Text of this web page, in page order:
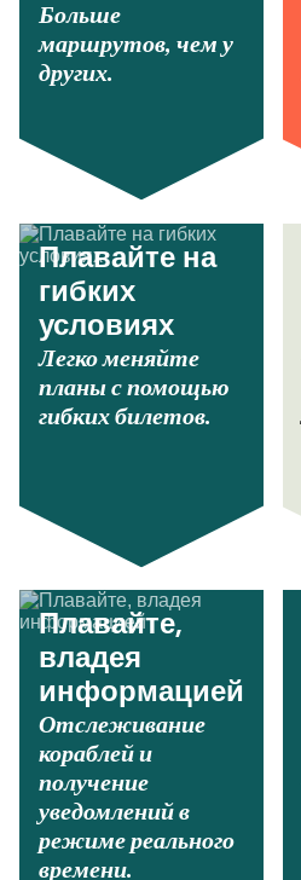
Больше
маршрутов, чем у
других.
Плавайте на
гибких
условиях
Легко меняйте
планы с помощью
гибких билетов.
Плавайте,
владея
информацией
Отслеживание
кораблей и
получение
уведомлений в
режиме реального
времени.